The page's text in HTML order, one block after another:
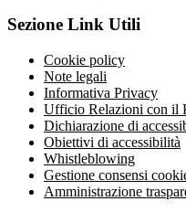
Sezione Link Utili
Cookie policy
Note legali
Informativa Privacy
Ufficio Relazioni con il
Dichiarazione di
Obiettivi di accessibilità
Whistleblowing
Gestione consensi
Amministrazione